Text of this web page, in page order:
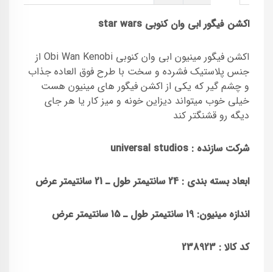
اکشن فیگور ابی وان کنوبی star wars
اکشن فیگور مینیون ابی وان کنوبی Obi Wan Kenobi از
جنس پلاستیک فشرده و سخت با طرح فوق العاده جذاب
و چشم گیر که یکی از اکشن فیگور های مینیون هست
خیلی خوب میتواند دیزاین خونه و میز کار یا هر جای
دیگه رو قشنگتر کند
شرکت سازنده : universal studios
ابعاد بسته بندی : 24 سانتیمتر طول ـ 21 سانتیمتر عرض
اندازه مینیون: 19 سانتیمتر طول ـ 15 سانتیمتر عرض
کد کالا : 238923